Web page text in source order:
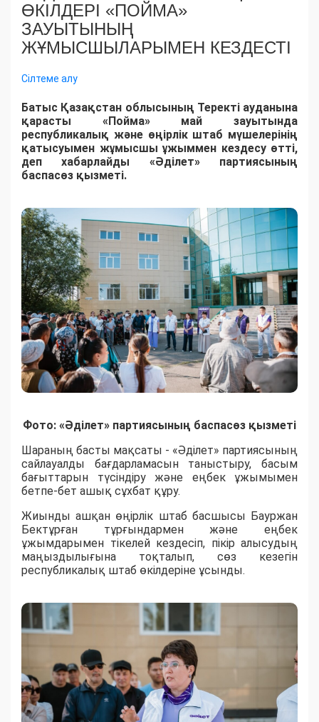
ӨКІЛДЕРІ «ПОЙМА»
ЗАУЫТЫНЫҢ
ЖҰМЫСШЫЛАРЫМЕН КЕЗДЕСТІ
Сілтеме алу
Батыс Қазақстан облысының Теректі ауданына
қарасты «Пойма» май зауытында
республикалық және өңірлік штаб мүшелерінің
қатысуымен жұмысшы ұжыммен кездесу өтті,
деп хабарлайды «Әділет» партиясының
баспасөз қызметі.
Фото: «Әділет» партиясының баспасөз қызметі
Шараның басты мақсаты - «Әділет» партиясының
сайлауалды бағдарламасын таныстыру, басым
бағыттарын түсіндіру және еңбек ұжымымен
бетпе-бет ашық сұхбат құру.
Жиынды ашқан өңірлік штаб басшысы Бауржан
Бектұрған тұрғындармен және еңбек
ұжымдарымен тікелей кездесіп, пікір алысудың
маңыздылығына тоқталып, сөз кезегін
республикалық штаб өкілдеріне ұсынды.